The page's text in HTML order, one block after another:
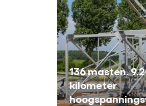
136 masten.
kilometer